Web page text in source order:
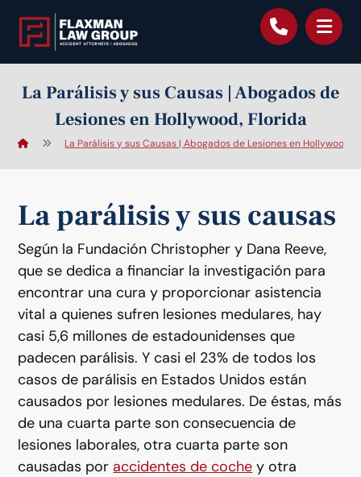
contenido
La Parálisis y sus Causas | Abogados de
Lesiones en Hollywood, Florida
La Parálisis y sus Causas | Abogados de Lesiones en Hollywood,
La parálisis y sus causas
Según la Fundación Christopher y Dana Reeve,
que se dedica a financiar la investigación para
encontrar una cura y proporcionar asistencia
vital a quienes sufren lesiones medulares, hay
casi 5,6 millones de estadounidenses que
padecen parálisis. Y casi el 23% de todos los
casos de parálisis en Estados Unidos están
causados por lesiones medulares. De éstas, más
de una cuarta parte son consecuencia de
lesiones laborales, otra cuarta parte son
causadas por accidentes de coche y otra